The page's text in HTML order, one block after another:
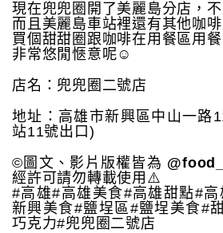
現在兜兜圈開了美麗島分店，
而且美麗島車站裡還有其他咖
買個甜甜圈跟咖啡在用餐區用餐
非常悠閒愜意呢☺️
店名：兜兜圈二號店
地址：高雄市新興區中山一路
站11號出口)
©圖文、影片版權皆為
經許可請勿轉載使用⚠️
#高雄#高雄美食#高雄甜點#
新興美食#鹽埕區#鹽埕美食#
巧克力#兜兜圈二號店